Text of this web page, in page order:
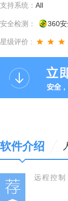
支持系统： All
安全检测： 360
星级评价 :
软件介绍
远程控制